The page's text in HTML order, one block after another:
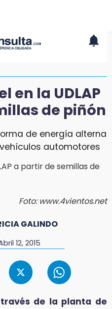
en la UDLAP
de piñón
de energía alterna
automotores
Foto: www.4vientos.net
GALINDO
12, 2015
de la planta de